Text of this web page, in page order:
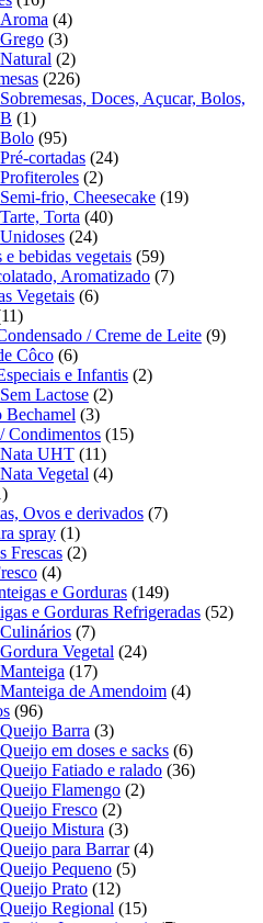
produtos
Aroma 44
produtos
Grego 33
produtos
Natural 22
produtos
226226
produtos
Sobremesas, Doces, Açucar, Bolos,
B
11
produto
Bolo 9595
produtos
Pré-cortadas 2424
Profiteroles 22
produtos
Semi-frio, Cheesecake 1919
Tarte, Torta 4040
Unidoses 2424
produtos
e bebidas vegetais 5959
produtos
Aromatizado 77
Vegetais 66
1111
produtos / Creme de Leite 99
Côco 66
produtos
e Infantis 22
Sem Lactose 22
Bechamel 33
produtos
Condimentos 1515
Nata UHT 1111
produtos
Nata Vegetal 44
1
produtoOvos e derivados 77
spray 11
produto
Frescas 22
44
produtos
e Gorduras 149149
produtos
e Gorduras Refrigeradas 5252
Culinários 77
produtos
Gordura Vegetal 2424
Manteiga 1717
produtos
Manteiga de Amendoim 44
9696
produtos
Queijo Barra 33
produtos
Queijo em doses e sacks 66
produtos
Queijo Fatiado e ralado 3636
Queijo Flamengo 22
Queijo Fresco 22
produtos
Queijo Mistura 33
produtos
Queijo para Barrar 44
Queijo Pequeno 55
Queijo Prato 1212
produtos
Queijo Regional 1515